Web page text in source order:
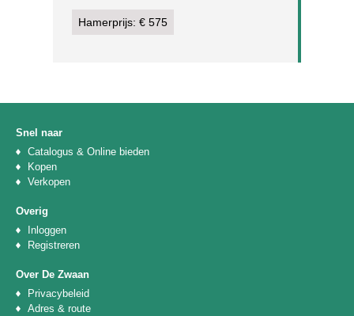
Hamerprijs: € 575
Snel naar
Catalogus & Online bieden
Kopen
Verkopen
Overig
Inloggen
Registreren
Over De Zwaan
Privacybeleid
Adres & route